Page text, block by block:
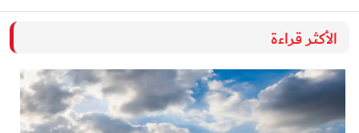
الرئيسيــة
سوالف الدار
الأكثر قراءة